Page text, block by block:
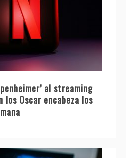
al streaming
Oscar encabeza los